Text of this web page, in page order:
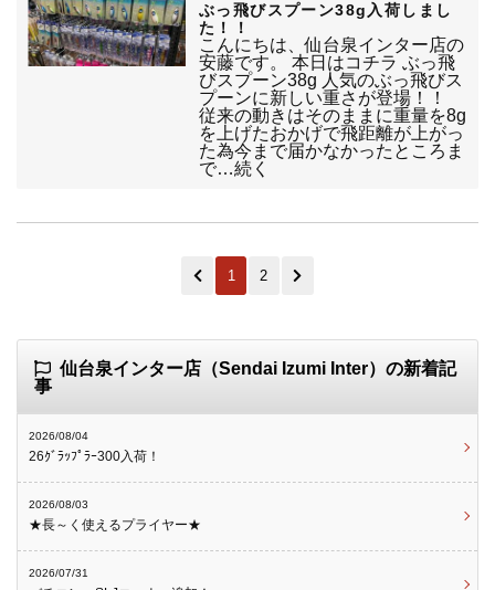
ぶっ飛びスプーン38g入荷しまし
た！！
こんにちは、仙台泉インター店の
安藤です。 本日はコチラ ぶっ飛
びスプーン38g 人気のぶっ飛びス
プーンに新しい重さが登場！！
従来の動きはそのままに重量を8g
を上げたおかげで飛距離が上がっ
た為今まで届かなかったところま
で…続く
1 2
仙台泉インター店（Sendai Izumi Inter）の新着記
事
2026/08/04
26ｸﾞﾗｯﾌﾟﾗｰ300入荷！
2026/08/03
★長～く使えるプライヤー★
2026/07/31